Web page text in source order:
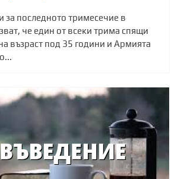
за последното тримесечие в
че един от всеки трима спящи
възраст под 35 години и Армията